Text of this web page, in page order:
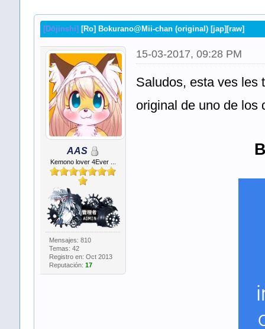
[Dōjinshi] [Ro] Bokurano@Mii-chan (original) [jap][raw]
AAS
Kemono lover 4Ever ...
Mensajes: 810
Temas: 42
Registro en: Oct 2013
Reputación: 17
15-03-2017, 09:28 PM
Saludos, esta ves les
original de uno de los